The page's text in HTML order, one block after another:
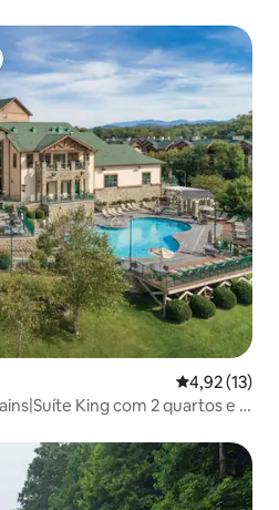
4,92 de uma
4,92 (13)
King com 2 quartos e 2